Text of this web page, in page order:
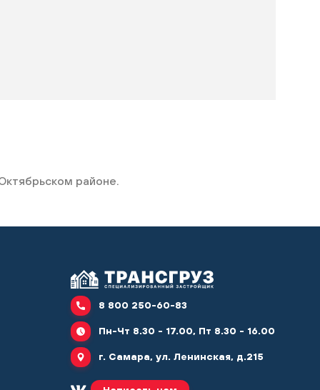
районе.
8 800 250-60-83
Пн-Чт 8.30 - 17.00, Пт 8.30 - 16.00
г. Самара, ул. Ленинская, д.215